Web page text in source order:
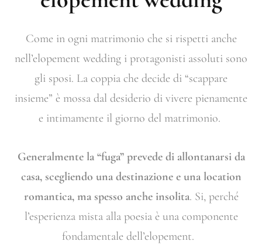
Come in ogni matrimonio che si rispetti anche
nell’elopement wedding i protagonisti assoluti sono
gli sposi. La coppia che decide di “scappare
insieme” è mossa dal desiderio di vivere pienamente
e intimamente il giorno del matrimonio.
Generalmente la “fuga” prevede di allontanarsi da
casa, scegliendo una destinazione e una location
romantica, ma spesso anche insolita. Si, perché
l’esperienza mista alla poesia è una componente
fondamentale dell’elopement.